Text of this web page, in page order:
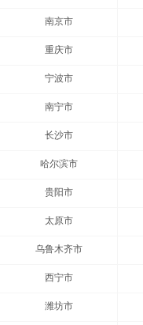
南京市
重庆市
宁波市
南宁市
长沙市
哈尔滨市
贵阳市
太原市
乌鲁木齐市
西宁市
潍坊市